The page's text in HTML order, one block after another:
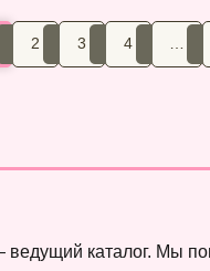
2 3 4
ведущий каталог. Мы